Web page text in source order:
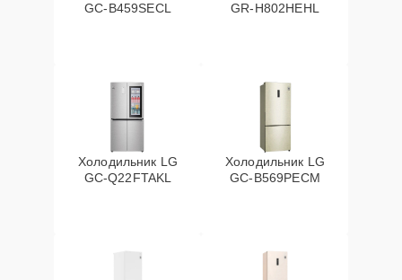
GC-B459SECL
GR-H802HEHL
Холодильник LG
GC-Q22FTAKL
Холодильник LG
GC-B569PECM